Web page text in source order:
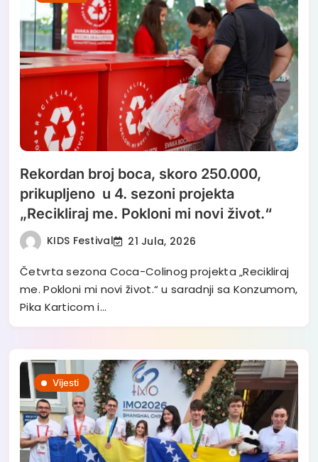
Rekordan broj boca, skoro 250.000,
prikupljeno u 4. sezoni projekta
„Recikliraj me. Pokloni mi novi život.“
KIDS Festival 21 Jula, 2026
Četvrta sezona Coca-Colinog projekta „Recikliraj
me. Pokloni mi novi život.“ u saradnji sa Konzumom,
Pika Karticom i…
Vijesti